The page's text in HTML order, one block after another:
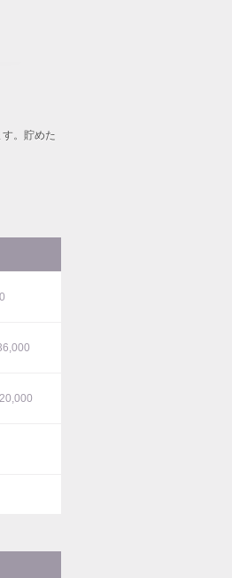
。貯めた